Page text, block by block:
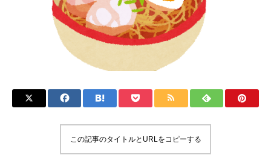
この記事のタイトルとURLをコピーする